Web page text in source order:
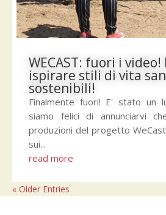
WECAST: fuori i video!
ispirare stili di vita
sostenibili!
Finalmente fuori! E' stato un
siamo felici di annunciarvi
produzioni del progetto
sui...
read more
« Older Entries